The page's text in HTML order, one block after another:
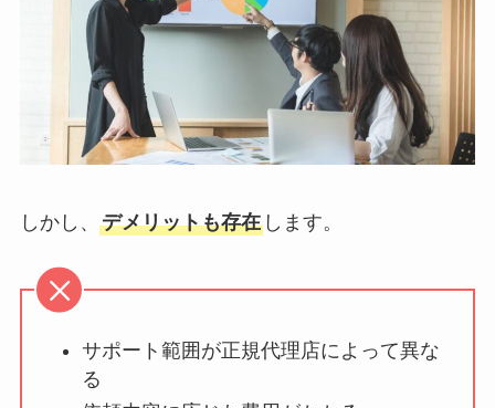
しかし、 デメリットも存在します。
サポート範囲が正規代理店によって異な
る